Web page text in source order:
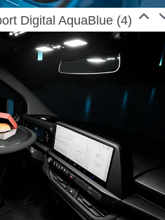
Digital AquaBlue (4)